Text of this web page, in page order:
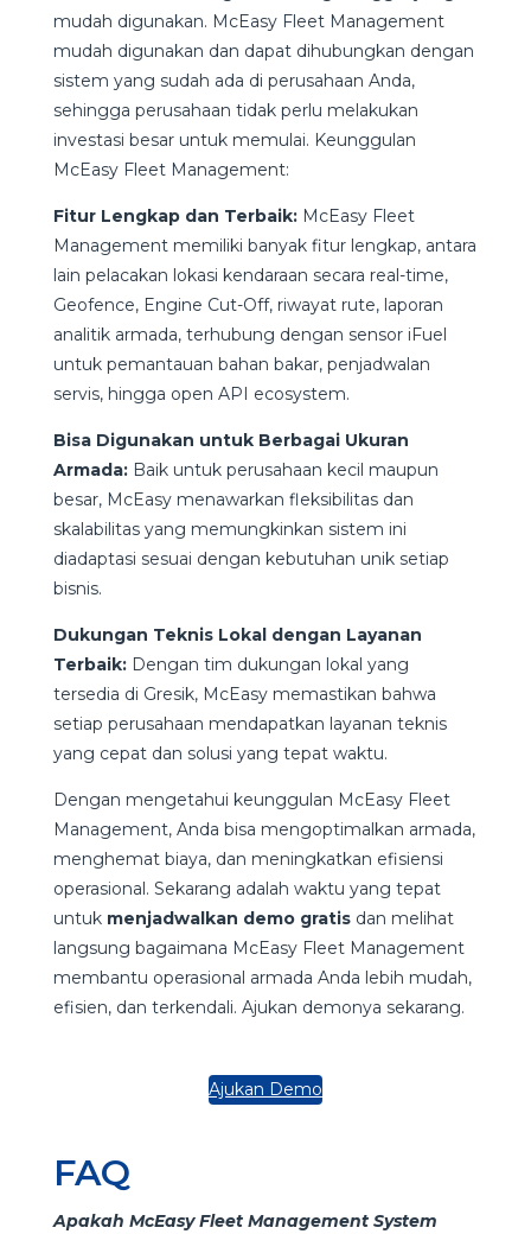
mudah digunakan. McEasy Fleet Management
mudah digunakan dan dapat dihubungkan dengan
sistem yang sudah ada di perusahaan Anda,
sehingga perusahaan tidak perlu melakukan
investasi besar untuk memulai. Keunggulan
McEasy Fleet Management:
Fitur Lengkap dan Terbaik: McEasy Fleet
Management memiliki banyak fitur lengkap, antara
lain pelacakan lokasi kendaraan secara real-time,
Geofence, Engine Cut-Off, riwayat rute, laporan
analitik armada, terhubung dengan sensor iFuel
untuk pemantauan bahan bakar, penjadwalan
servis, hingga open API ecosystem.
Bisa Digunakan untuk Berbagai Ukuran
Armada: Baik untuk perusahaan kecil maupun
besar, McEasy menawarkan fleksibilitas dan
skalabilitas yang memungkinkan sistem ini
diadaptasi sesuai dengan kebutuhan unik setiap
bisnis.
Dukungan Teknis Lokal dengan Layanan
Terbaik: Dengan tim dukungan lokal yang
tersedia di Gresik, McEasy memastikan bahwa
setiap perusahaan mendapatkan layanan teknis
yang cepat dan solusi yang tepat waktu.
Dengan mengetahui keunggulan McEasy Fleet
Management, Anda bisa mengoptimalkan armada,
menghemat biaya, dan meningkatkan efisiensi
operasional. Sekarang adalah waktu yang tepat
untuk menjadwalkan demo gratisdan melihat
langsung bagaimana McEasy Fleet Management
membantu operasional armada Anda lebih mudah,
efisien, dan terkendali. Ajukan demonya sekarang.
Ajukan Demo
FAQ
Apakah McEasy Fleet Management System